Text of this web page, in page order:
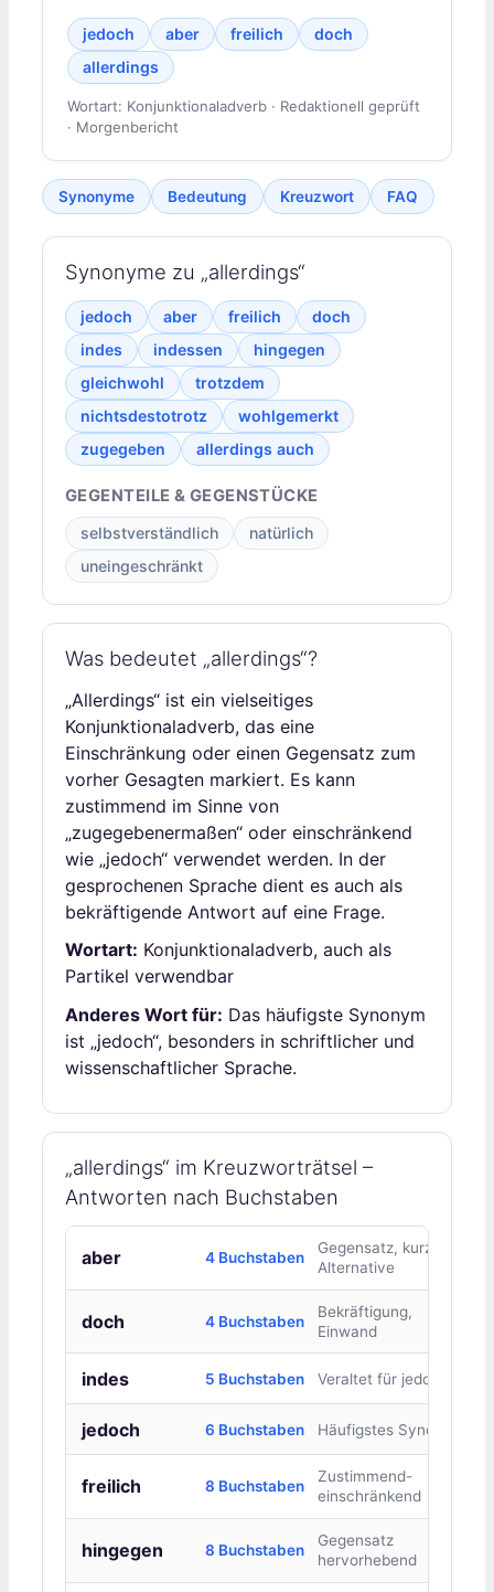
jedoch aber freilich
doch
allerdings
Wortart: Konjunktionaladverb · Redaktionell geprüft
· Morgenbericht
Synonyme Bedeutung Kreuzwort FAQ
Synonyme zu „allerdings“
jedoch aber freilich
doch
indes
indessen
hingegen
gleichwohl
trotzdem
nichtsdestotrotz
wohlgemerkt
zugegeben
allerdings auch
GEGENTEILE & GEGENSTÜCKE
selbstverständlich
natürlich
uneingeschränkt
Was bedeutet „allerdings“?
„Allerdings“ ist ein vielseitiges
Konjunktionaladverb, das eine
Einschränkung oder einen Gegensatz zum
vorher Gesagten markiert. Es kann
zustimmend im Sinne von
„zugegebenermaßen“ oder einschränkend
wie „jedoch“ verwendet werden. In der
gesprochenen Sprache dient es auch als
bekräftigende Antwort auf eine Frage.
Wortart: Konjunktionaladverb, auch als
Partikel verwendbar
Anderes Wort für: Das häufigste Synonym
ist „jedoch“, besonders in schriftlicher und
wissenschaftlicher Sprache.
„allerdings“ im Kreuzworträtsel –
Antworten nach Buchstaben
aber 4 Buchstaben
Gegensatz, kurze
Alternative
doch 4 Buchstaben
Bekräftigung,
Einwand
indes 5 Buchstaben Veraltet für jedoch
jedoch 6 Buchstaben Häufigstes Synonym
freilich 8 Buchstaben
Zustimmend-
einschränkend
hingegen 8 Buchstaben
Gegensatz
hervorhebend